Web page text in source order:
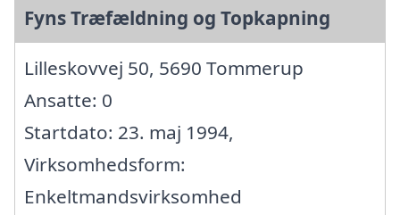
Fyns Træfældning og Topkapning
Lilleskovvej 50, 5690 Tommerup
Ansatte: 0
Startdato: 23. maj 1994,
Virksomhedsform:
Enkeltmandsvirksomhed